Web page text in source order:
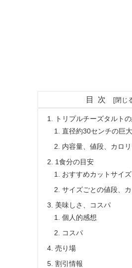
目次
トリプルチーズタルト
直径約30センチの巨
内容量、値段、カロ
1食分の目安
おすすめカットサイズ
サイズごとの値段、
美味しさ、コスパ
個人的感想
コスパ
売り場
割引情報